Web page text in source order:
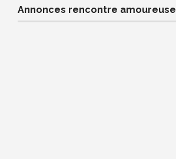
Annonces rencontre amoureuse